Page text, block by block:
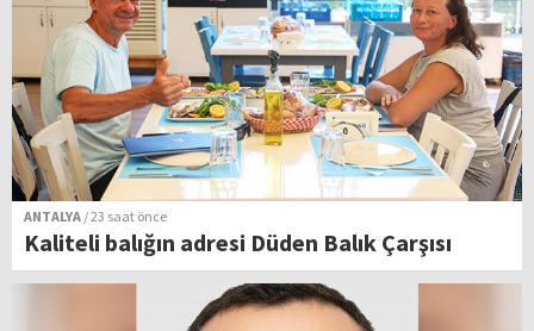
ANTALYA / 23 saat önce
Kaliteli balığın adresi Düden Balık Çarşısı